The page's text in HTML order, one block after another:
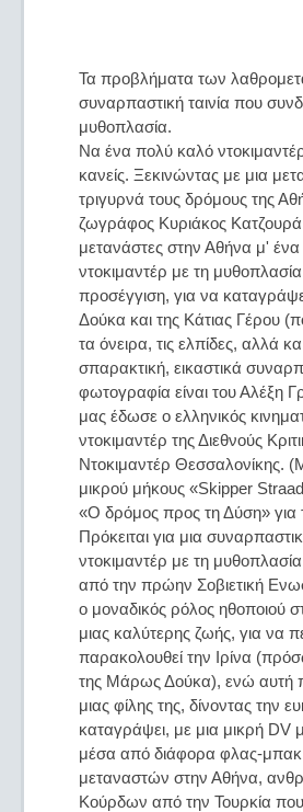
Τα προβλήματα των
συναρπαστική ταινία που
μυθοπλασία.
Να ένα πολύ καλό
κανείς. Ξεκινώντας με μια
τριγυρνά τους δρόμους της
ζωγράφος Κυριάκος
μετανάστες στην Αθήνα μ'
ντοκιμαντέρ με τη
προσέγγιση, για να
Δούκα και της Κάτιας Γέρου
τα όνειρα, τις ελπίδες, αλλά
σπαρακτική, εικαστικά
φωτογραφία είναι του Αλέξη
μας έδωσε ο ελληνικός
ντοκιμαντέρ της Διεθνούς
Ντοκιμαντέρ Θεσσαλονίκης.
μικρού μήκους «Skipper
«Ο δρόμος προς τη Δύση» για
Πρόκειται για μια
ντοκιμαντέρ με τη
από την πρώην Σοβιετική
ο μοναδικός ρόλος ηθοποιού
μιας καλύτερης ζωής, για να
παρακολουθεί την Ιρίνα
της Μάρως Δούκα), ενώ αυτή
μιας φίλης της, δίνοντας την
καταγράψει, με μια μικρή DV
μέσα από διάφορα φλας-μπακ
μεταναστών στην Αθήνα,
Κούρδων από την Τουρκία